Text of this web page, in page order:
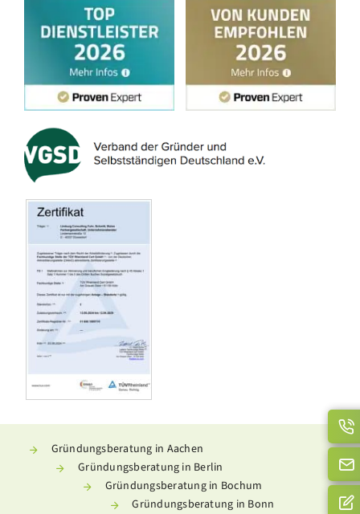
Gründungsberatung in Aachen
Gründungsberatung in Berlin
Gründungsberatung in Bochum
Gründungsberatung in Bonn